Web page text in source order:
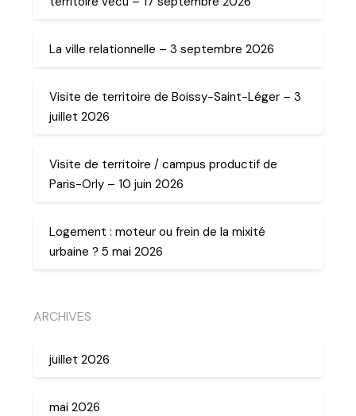
La ville relationnelle – 3 septembre 2026
Visite de territoire de Boissy-Saint-Léger – 3
juillet 2026
Visite de territoire / campus productif de
Paris-Orly – 10 juin 2026
Logement : moteur ou frein de la mixité
urbaine ? 5 mai 2026
ARCHIVES
juillet 2026
mai 2026